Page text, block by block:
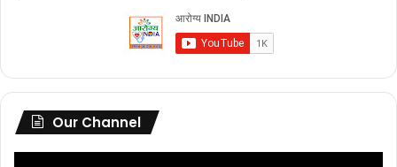
Our Channel